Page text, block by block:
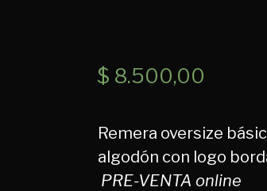
$ 8.500,00
Remera oversize
algodón con logo
PRE-VENTA online